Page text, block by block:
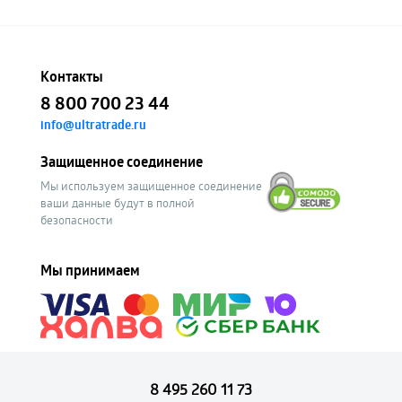
Контакты
8 800 700 23 44
info@ultratrade.ru
Защищенное соединение
Мы используем защищенное соединение
ваши данные будут в полной
безопасности
Мы принимаем
8 495 260 11 73